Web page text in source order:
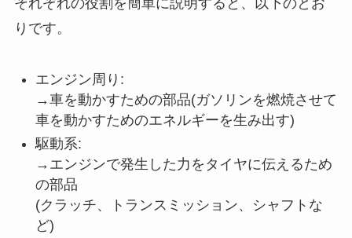
りです。
エンジン周り:
→車を動かすための部品(ガソリンを燃焼させて
車を動かすためのエネルギーを生み出す)
駆動系:
→エンジンで発生した力をタイヤに伝えるため
の部品
(クラッチ、トランスミッション、シャフトな
ど)